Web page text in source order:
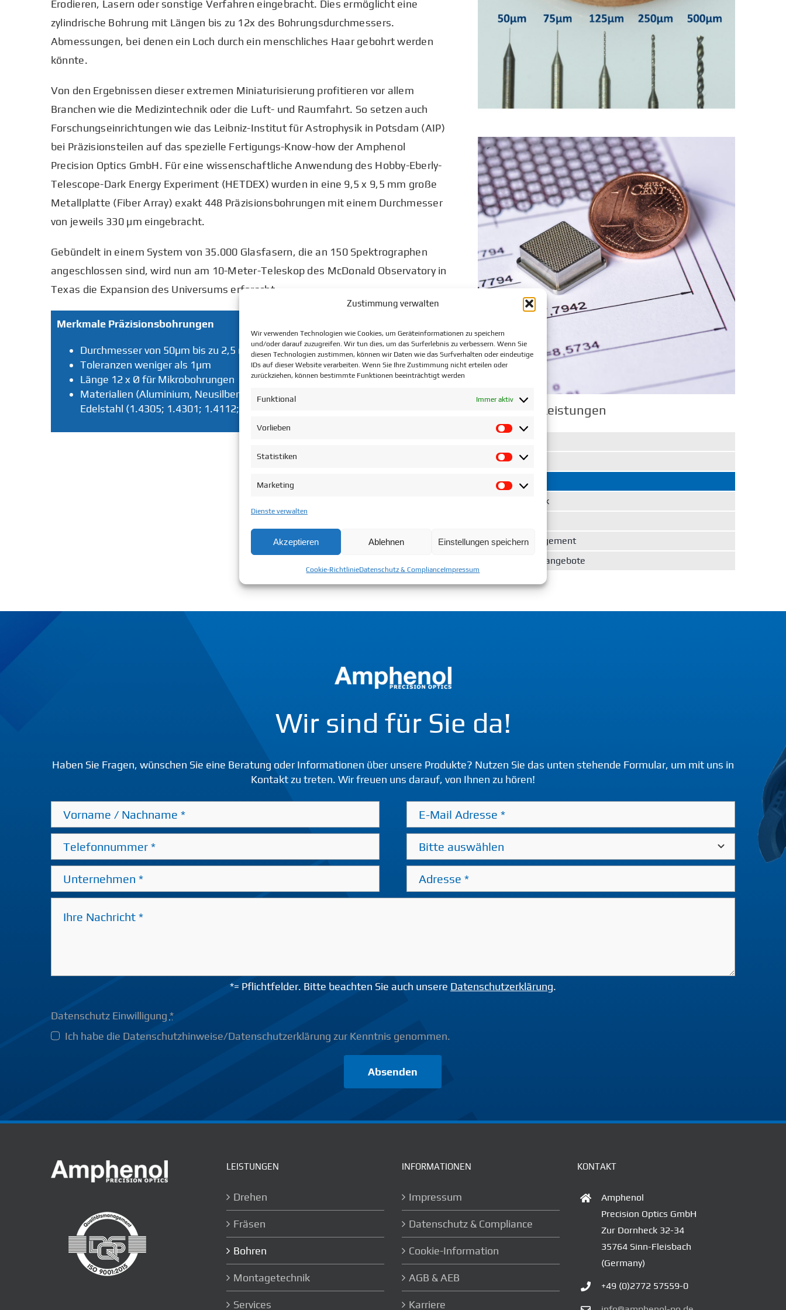
Zustimmung verwalten
Wir verwenden Technologien wie Cookies, um Geräteinformationen zu speichern
und/oder darauf zuzugreifen. Wir tun dies, um das Surferlebnis zu verbessern. Wenn Sie
diesen Technologien zustimmen, können wir Daten wie das Surfverhalten oder eindeutige
IDs auf dieser Website verarbeiten. Wenn Sie Ihre Zustimmung nicht erteilen oder
zurückziehen, können bestimmte Funktionen beeinträchtigt werden
Funktional Immer aktiv
Vorlieben
Vorlieben
Statistiken
Statistiken
Marketing
Marketing
Dienste verwalten
Akzeptieren Ablehnen Einstellungen speichern
Cookie-RichtlinieDatenschutz & ComplianceImpressum
Erodieren, Lasern oder sonstige Verfahren eingebracht. Dies ermöglicht eine
zylindrische Bohrung mit Längen bis zu 12x des Bohrungsdurchmessers.
Abmessungen, bei denen ein Loch durch ein menschliches Haar gebohrt werden
könnte.
Von den Ergebnissen dieser extremen Miniaturisierung profitieren vor allem
Branchen wie die Medizintechnik oder die Luft- und Raumfahrt. So setzen auch
Forschungseinrichtungen wie das Leibniz-Institut für Astrophysik in Potsdam (AIP)
bei Präzisionsteilen auf das spezielle Fertigungs-Know-how der Amphenol
Precision Optics GmbH. Für eine wissenschaftliche Anwendung des Hobby-Eberly-
Telescope-Dark Energy Experiment (HETDEX) wurden in eine 9,5 x 9,5 mm große
Metallplatte (Fiber Array) exakt 448 Präzisionsbohrungen mit einem Durchmesser
von jeweils 330 µm eingebracht.
Gebündelt in einem System von 35.000 Glasfasern, die an 150 Spektrographen
angeschlossen sind, wird nun am 10-Meter-Teleskop des McDonald Observatory in
Texas die Expansion des Universums erforscht.
Merkmale Präzisionsbohrungen
Durchmesser von 50µm bis zu 2,5 mm
Toleranzen weniger als 1µm
Länge 12 x Ø für Mikrobohrungen
Materialien (Aluminium, Neusilber, Arcap AP1D (Neusilberlegierung), Titan,
Edelstahl (1.4305; 1.4301; 1.4112; 1.4108; 1.4571), Messing und Kupfer
Amphenol Leistungen
Fräsen
Bohren
Montagetechnik
Qualitätsmanagement
LWL-Schulungsangebote
Wir sind für Sie da!
Haben Sie Fragen, wünschen Sie eine Beratung oder Informationen über unsere Produkte? Nutzen Sie das unten stehende Formular, um mit uns in
Kontakt zu treten. Wir freuen uns darauf, von Ihnen zu hören!
*= Pflichtfelder. Bitte beachten Sie auch unsere Datenschutzerklärung.
Datenschutz Einwilligung *
Ich habe die Datenschutzhinweise/Datenschutzerklärung zur Kenntnis genommen.
Absenden
LEISTUNGEN
Drehen
Fräsen
Bohren
Montagetechnik
Services
INFORMATIONEN
Impressum
Datenschutz & Compliance
Cookie-Information
AGB & AEB
Karriere
KONTAKT
Amphenol
Precision Optics GmbH
Zur Dornheck 32-34
35764 Sinn-Fleisbach
(Germany)
+49 (0)2772 57559-0